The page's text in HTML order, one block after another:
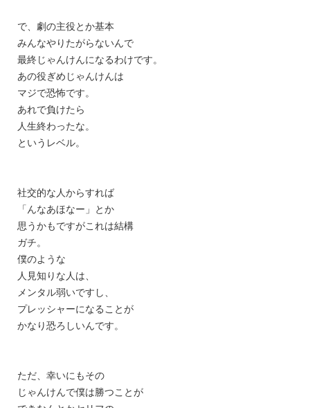
で、劇の主役とか基本
みんなやりたがらないんで
最終じゃんけんになるわけです。
あの役ぎめじゃんけんは
マジで恐怖です。
あれで負けたら
人生終わったな。
というレベル。
社交的な人からすれば
「んなあほなー」とか
思うかもですがこれは結構
ガチ。
僕のような
人見知りな人は、
メンタル弱いですし、
プレッシャーになることが
かなり恐ろしいんです。
ただ、幸いにもその
じゃんけんで僕は勝つことが